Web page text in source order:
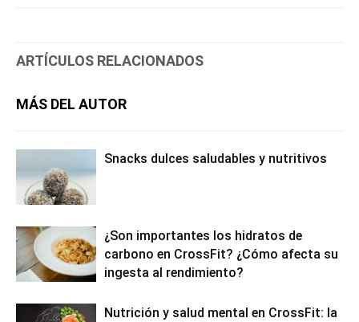
ARTÍCULOS RELACIONADOS
MÁS DEL AUTOR
Snacks dulces saludables y nutritivos
¿Son importantes los hidratos de
carbono en CrossFit? ¿Cómo afecta su
ingesta al rendimiento?
Nutrición y salud mental en CrossFit: la